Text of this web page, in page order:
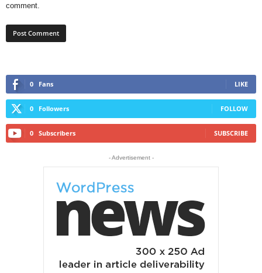
comment.
0 Fans LIKE
0 Followers FOLLOW
0 Subscribers SUBSCRIBE
- Advertisement -